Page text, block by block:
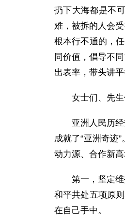
扔下大海都是不
难，被拆的人会
根本行不通的，
同价值，倡导不
出表率，带头讲
女士们、先生
亚洲人民历
成就了“亚洲奇迹
动力源、合作新高
第一，坚定
和平共处五项原
在自己手中。